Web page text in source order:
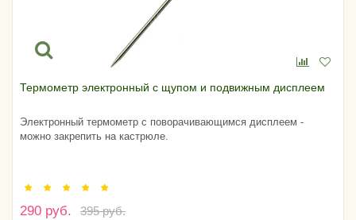
Термометр электронный с щупом и подвижным дисплеем
Электронный термометр с поворачивающимся дисплеем -
можно закрепить на кастрюле.
290 руб. 395 руб.